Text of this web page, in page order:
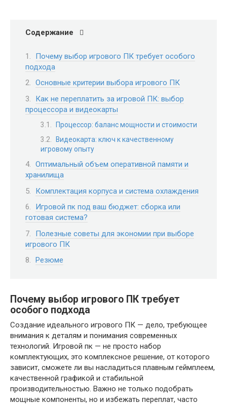
Содержание
Почему выбор игрового ПК требует особого
подхода
Основные критерии выбора игрового ПК
Как не переплатить за игровой ПК: выбор
процессора и видеокарты
Процессор: баланс мощности и стоимости
Видеокарта: ключ к качественному
игровому опыту
Оптимальный объем оперативной памяти и
хранилища
Комплектация корпуса и система охлаждения
Игровой пк под ваш бюджет: сборка или
готовая система?
Полезные советы для экономии при выборе
игрового ПК
Резюме
Почему выбор игрового ПК требует
особого подхода
Создание идеального игрового ПК — дело, требующее
внимания к деталям и понимания современных
технологий. Игровой пк — не просто набор
комплектующих, это комплексное решение, от которого
зависит, сможете ли вы насладиться плавным геймплеем,
качественной графикой и стабильной
производительностью. Важно не только подобрать
мощные компоненты, но и избежать переплат, часто